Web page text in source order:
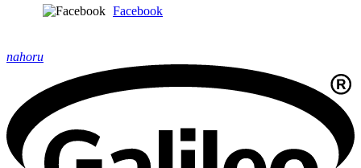
Facebook
nahoru